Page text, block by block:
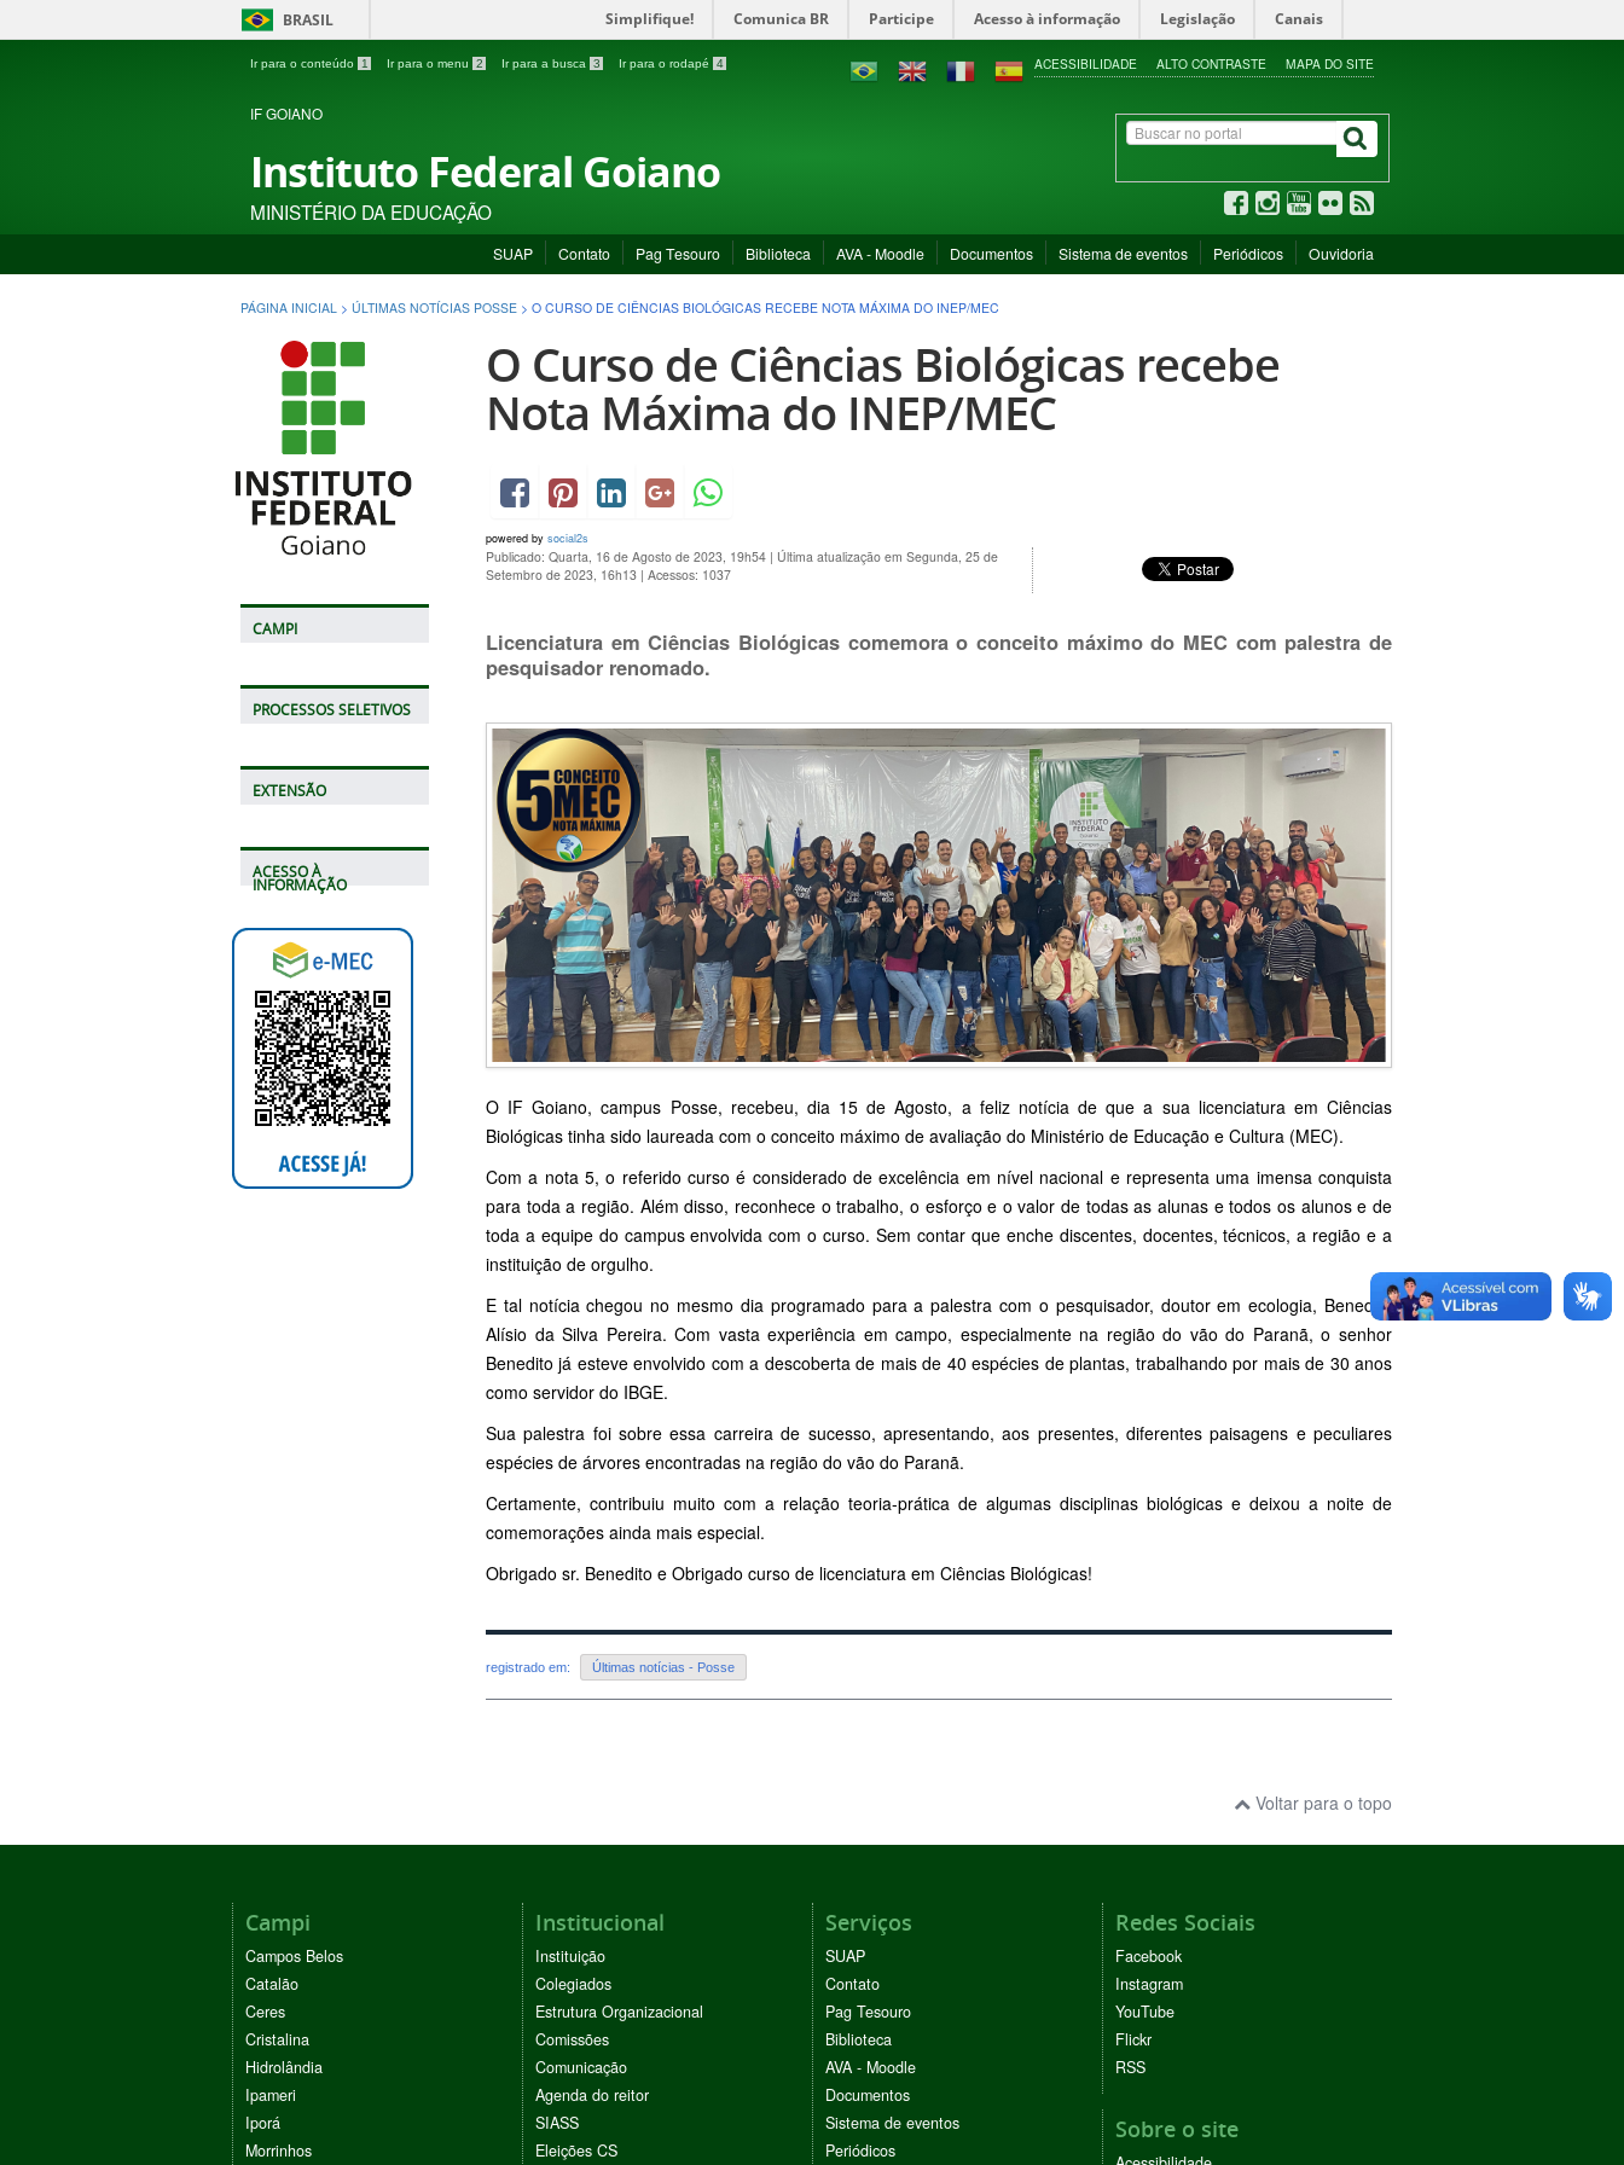
BRASIL Simplifique! Comunica BR Participe Acesso à informação Legislação Canais
Ir para o conteúdo 1 Ir para o menu 2 Ir para a busca 3 Ir para o rodapé 4 ACESSIBILIDADE ALTO CONTRASTE MAPA DO SITE
IF GOIANO
Instituto Federal Goiano
MINISTÉRIO DA EDUCAÇÃO
SUAP Contato Pag Tesouro Biblioteca AVA - Moodle Documentos Sistema de eventos Periódicos Ouvidoria
PÁGINA INICIAL > ÚLTIMAS NOTÍCIAS POSSE > O CURSO DE CIÊNCIAS BIOLÓGICAS RECEBE NOTA MÁXIMA DO INEP/MEC
CAMPI
PROCESSOS SELETIVOS
EXTENSÃO
ACESSO À
INFORMAÇÃO
O Curso de Ciências Biológicas recebe
Nota Máxima do INEP/MEC
powered by social2s
Publicado: Quarta, 16 de Agosto de 2023, 19h54 | Última atualização em Segunda, 25 de
Setembro de 2023, 16h13 | Acessos: 1037
Licenciatura em Ciências Biológicas comemora o conceito máximo do MEC com palestra de
pesquisador renomado.
O IF Goiano, campus Posse, recebeu, dia 15 de Agosto, a feliz notícia de que a sua licenciatura em Ciências
Biológicas tinha sido laureada com o conceito máximo de avaliação do Ministério de Educação e Cultura (MEC).
Com a nota 5, o referido curso é considerado de excelência em nível nacional e representa uma imensa conquista
para toda a região. Além disso, reconhece o trabalho, o esforço e o valor de todas as alunas e todos os alunos e de
toda a equipe do campus envolvida com o curso. Sem contar que enche discentes, docentes, técnicos, a região e a
instituição de orgulho.
E tal notícia chegou no mesmo dia programado para a palestra com o pesquisador, doutor em ecologia, Benedito
Alísio da Silva Pereira. Com vasta experiência em campo, especialmente na região do vão do Paranã, o senhor
Benedito já esteve envolvido com a descoberta de mais de 40 espécies de plantas, trabalhando por mais de 30 anos
como servidor do IBGE.
Sua palestra foi sobre essa carreira de sucesso, apresentando, aos presentes, diferentes paisagens e peculiares
espécies de árvores encontradas na região do vão do Paranã.
Certamente, contribuiu muito com a relação teoria-prática de algumas disciplinas biológicas e deixou a noite de
comemorações ainda mais especial.
Obrigado sr. Benedito e Obrigado curso de licenciatura em Ciências Biológicas!
registrado em: Últimas notícias - Posse
Voltar para o topo
Campi
Campos Belos
Catalão
Ceres
Cristalina
Hidrolândia
Ipameri
Iporá
Morrinhos
Institucional
Instituição
Colegiados
Estrutura Organizacional
Comissões
Comunicação
Agenda do reitor
SIASS
Eleições CS
Serviços
SUAP
Contato
Pag Tesouro
Biblioteca
AVA - Moodle
Documentos
Sistema de eventos
Periódicos
Redes Sociais
Facebook
Instagram
YouTube
Flickr
RSS
Sobre o site